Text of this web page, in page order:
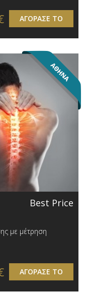
ΑΓΟΡΑΣΕ ΤΟ
Best Price
με μέτρηση
ΑΓΟΡΑΣΕ ΤΟ